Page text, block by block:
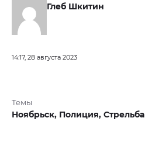
Глеб Шкитин
14:17, 28 августа 2023
Темы
Ноябрьск, Полиция, Стрельба